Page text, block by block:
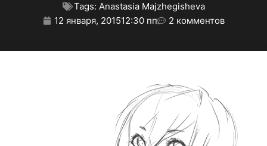
Tags: Anastasia Majzhegisheva
12 января, 201512:30 пп 2 комментов